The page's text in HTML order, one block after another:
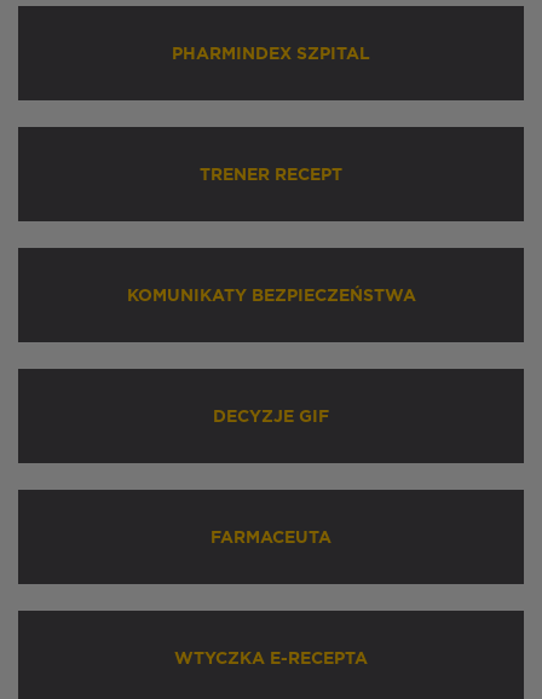
PHARMINDEX SZPITAL
TRENER RECEPT
KOMUNIKATY BEZPIECZEŃSTWA
DECYZJE GIF
FARMACEUTA
WTYCZKA E-RECEPTA